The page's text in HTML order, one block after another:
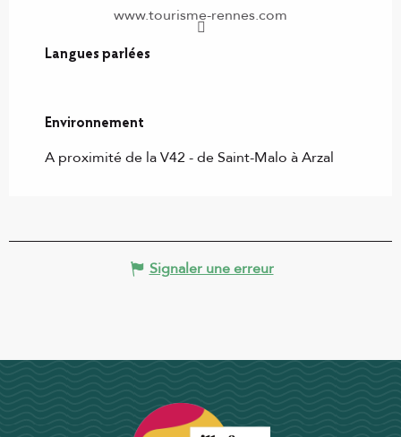
www.tourisme-rennes.com
Langues parlées
Langues parlées
Environnement
Environnement
A proximité de la V42 - de Saint-Malo à Arzal
Signaler une erreur